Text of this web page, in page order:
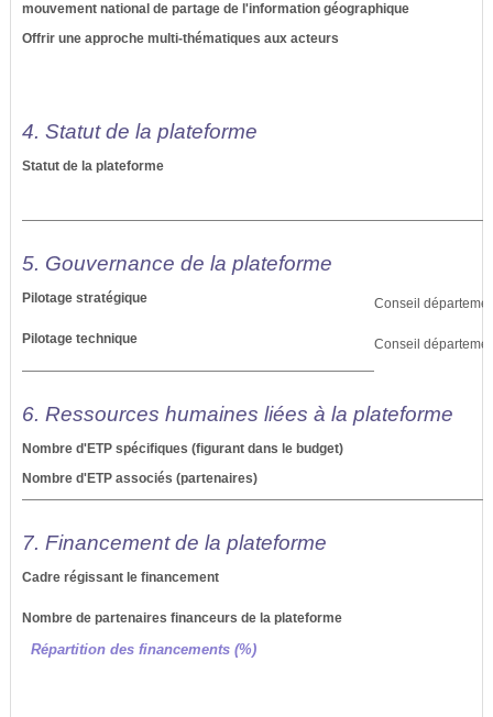
mouvement national de partage de l'information géographique
Offrir une approche multi-thématiques aux acteurs
4. Statut de la plateforme
Statut de la plateforme
5. Gouvernance de la plateforme
Pilotage stratégique Conseil
Pilotage technique Conseil
6. Ressources humaines liées à la plateforme
Nombre d'ETP spécifiques (figurant dans le budget)
Nombre d'ETP associés (partenaires)
7. Financement de la plateforme
Cadre régissant le financement
Nombre de partenaires financeurs de la plateforme
Répartition des financements (%)